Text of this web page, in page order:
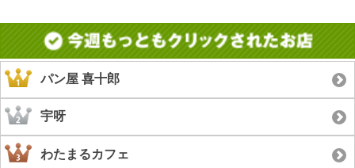
パン屋 喜十郎
宇呀
わたまるカフェ